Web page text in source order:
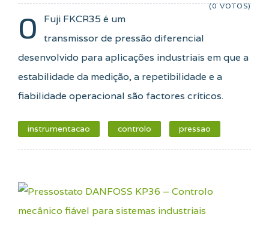
(0 VOTOS)
O
Fuji FKCR35 é um
transmissor de pressão diferencial
desenvolvido para aplicações industriais em que a
estabilidade da medição, a repetibilidade e a
fiabilidade operacional são factores críticos.
instrumentacao controlo pressao